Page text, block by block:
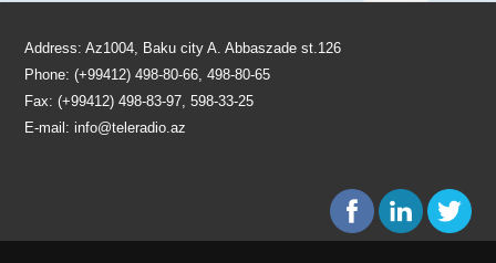
Address: Az1004, Baku city A. Abbaszade st.126
Phone: (+99412) 498-80-66, 498-80-65
Fax: (+99412) 498-83-97, 598-33-25
E-mail:info@teleradio.az